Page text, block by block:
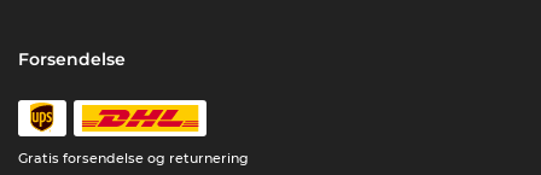
Forsendelse
Gratis forsendelse og returnering